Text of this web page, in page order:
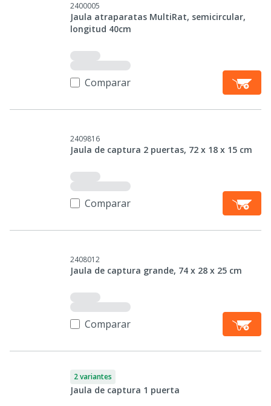
2400005
Jaula atraparatas MultiRat, semicircular,
longitud 40cm
Comparar
2409816
Jaula de captura 2 puertas, 72 x 18 x 15 cm
Comparar
2408012
Jaula de captura grande, 74 x 28 x 25 cm
Comparar
2 variantes
Jaula de captura 1 puerta